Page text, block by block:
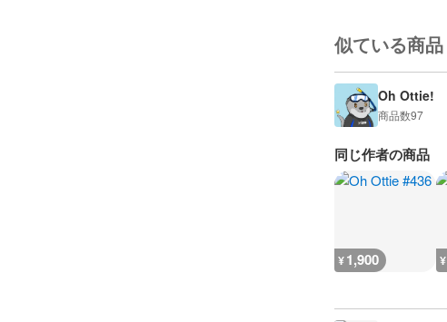
似ている商品
Oh Ottie!
商品数97
同じ作者の商品
¥1,900 ¥